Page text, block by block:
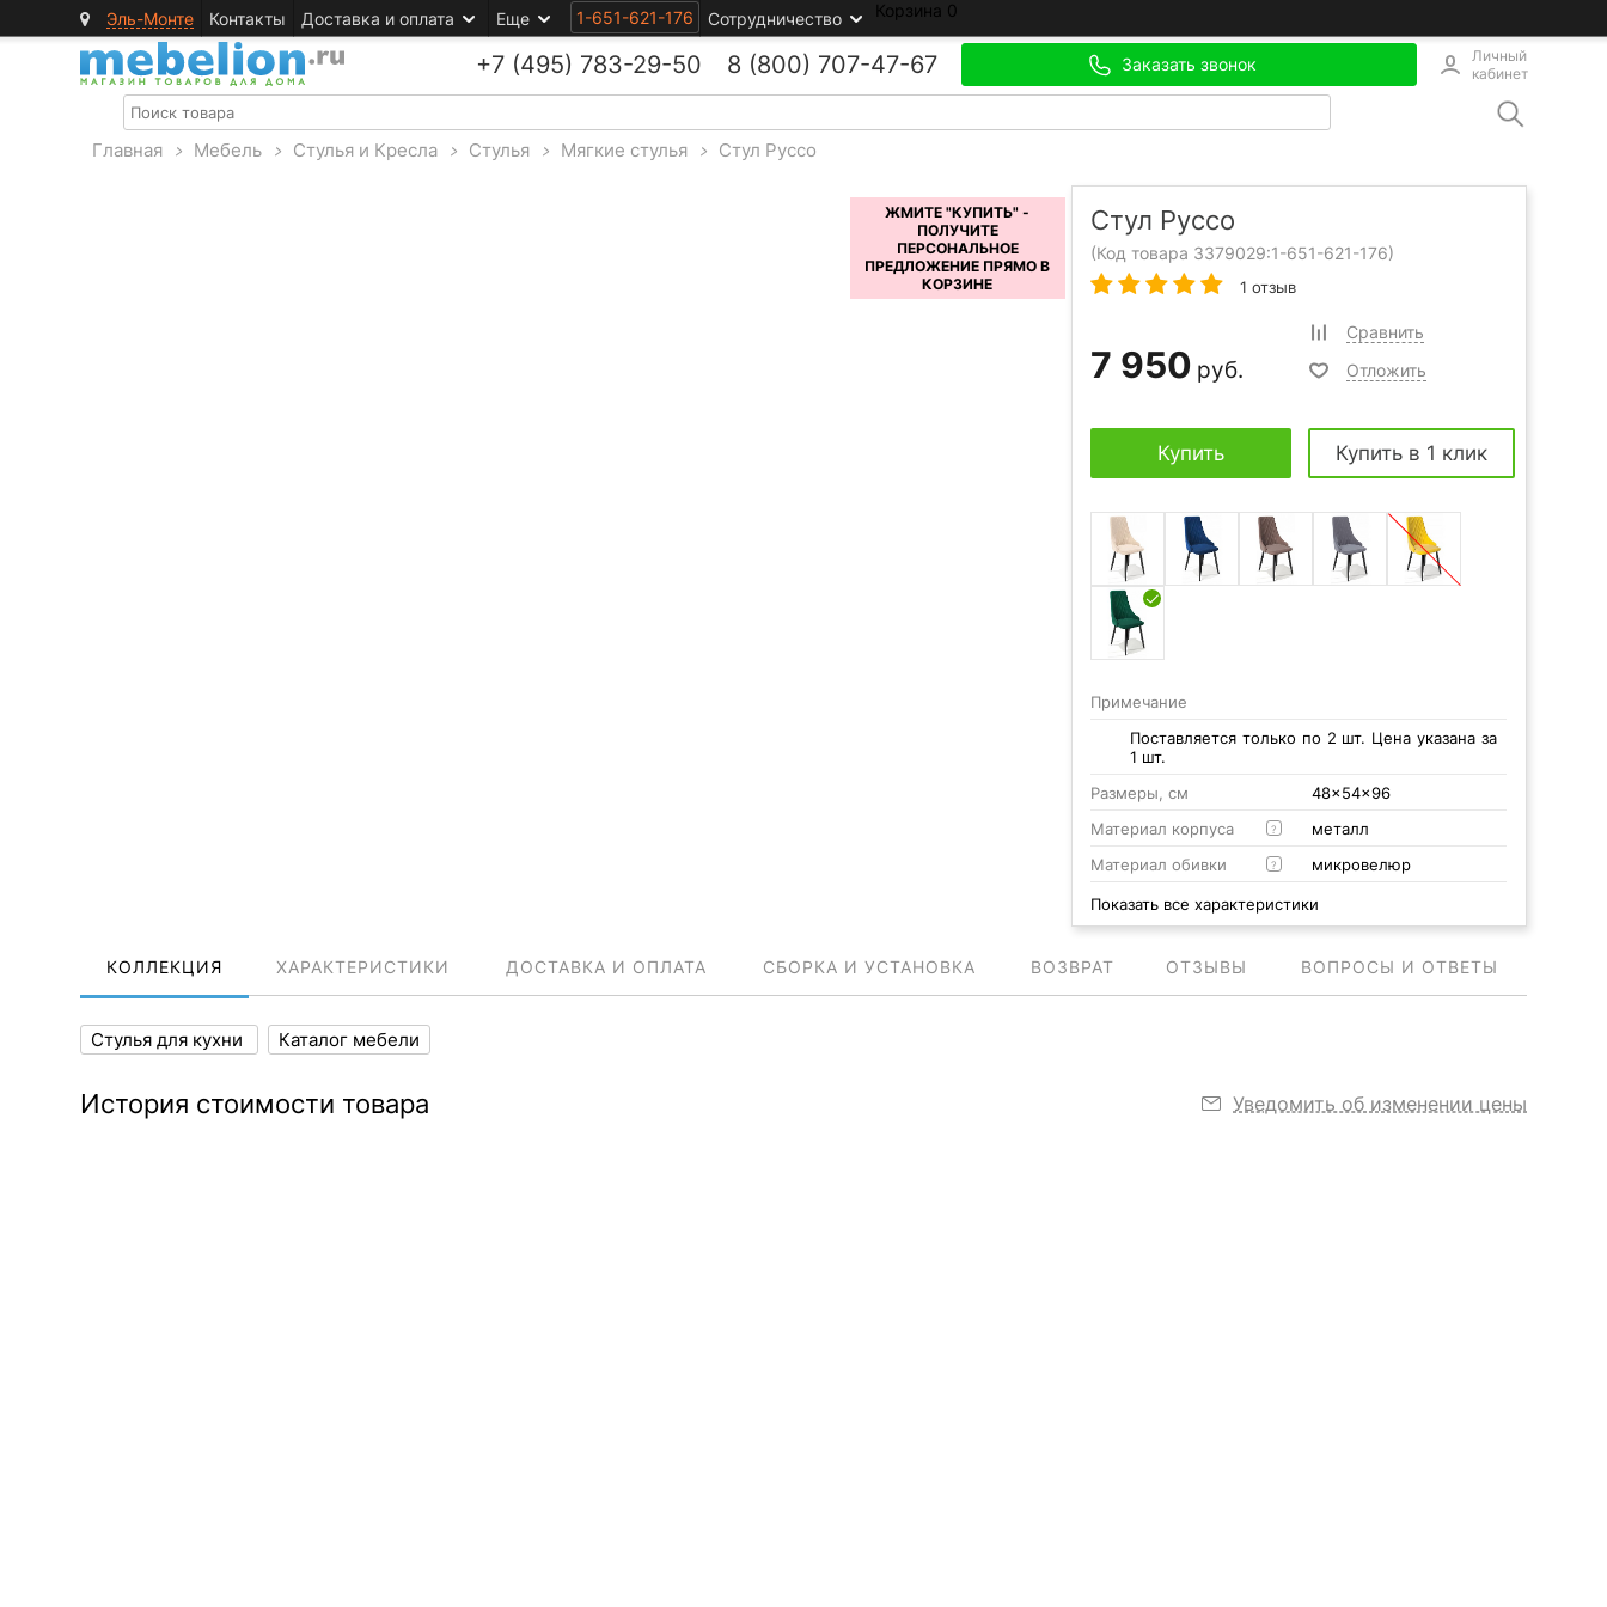
Эль-Монте Контакты Доставка и оплата Еще 1-651-621-176 Сотрудничество Корзина 0
+7 (495) 783-29-50 8 (800) 707-47-67 Заказать звонок
Личный
кабинет
Главная > Мебель > Стулья и Кресла > Стулья > Мягкие стулья > Стул Руссо
Стул Руссо
(Код товара 3379029:1-651-621-176)
1 отзыв
7 950 руб.
Сравнить
Отложить
Купить Купить в 1 клик
Примечание
Поставляется только по 2 шт. Цена указана за
1 шт.
Размеры, см
48x54x96
Материал корпуса
?
металл
Материал обивки
? микровелюр
Показать все характеристики
КОЛЛЕКЦИЯ ХАРАКТЕРИСТИКИ ДОСТАВКА И ОПЛАТА СБОРКА И УСТАНОВКА ВОЗВРАТ ОТЗЫВЫ ВОПРОСЫ И ОТВЕТЫ
Стулья для кухни Каталог мебели
История стоимости товара Уведомить об изменении цены